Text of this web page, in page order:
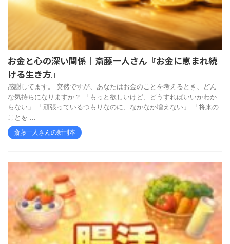
お金と心の深い関係｜斎藤一人さん『お金に恵まれ続
ける生き方』
感謝してます。 突然ですが、あなたはお金のことを考えるとき、どん
な気持ちになりますか？ 「もっと欲しいけど、どうすればいいかわか
らない」 「頑張っているつもりなのに、なかなか増えない」 「将来の
ことを ...
斎藤一人さんの新刊本